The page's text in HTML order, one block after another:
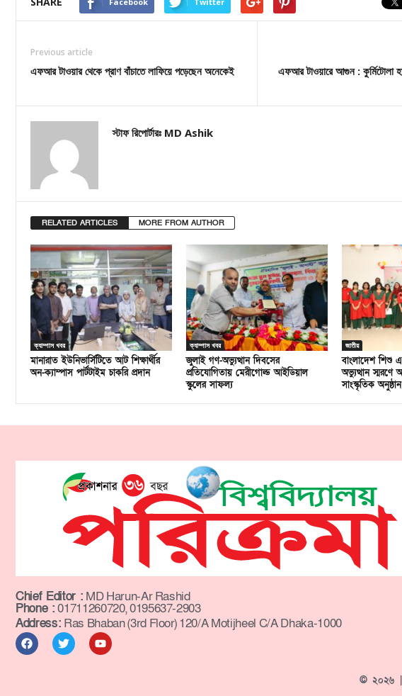
Previous article
এফআর টাওয়ার থেকে প্রাণ বাঁচাতে লাফিয়ে পড়েছেন অনেকেই এফআর টাওয়ারে আগুন : কুর্মিটোলা
স্টাফ রিপোর্টারঃ MD Ashik
RELATED ARTICLES MORE FROM AUTHOR
ক্যাম্পাস খবর
মানারাত ইউনিভার্সিটিতে আট শিক্ষার্থীর
অন-ক্যাম্পাস পার্টটাইম চাকরি প্রদান
ক্যাম্পাস খবর
জুলাই গণ-অভ্যুত্থান দিবসের
প্রতিযোগিতায় মেরীগোল্ড আইডিয়াল
স্কুলের সাফল্য
জাতীয়
বাংলাদেশ শিশু
অভ্যুত্থান
সাংস্কৃতিক অনুষ্ঠান
Chief Editor : MD Harun-Ar Rashid
Phone :01711260720, 0195637-2903
Address: Ras Bhaban (3rd Floor) 120/A Motijheel C/A Dhaka-1000
© ২০২৬ |